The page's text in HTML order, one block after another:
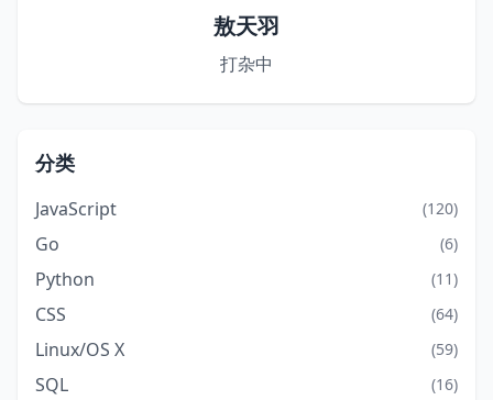
敖天羽
打杂中
分类
JavaScript (120)
Go (6)
Python (11)
CSS (64)
Linux/OS X (59)
SQL (16)